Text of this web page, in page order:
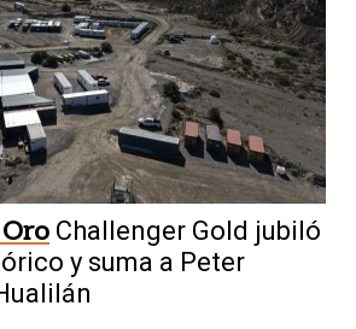
Challenger Gold jubiló
y suma a Peter